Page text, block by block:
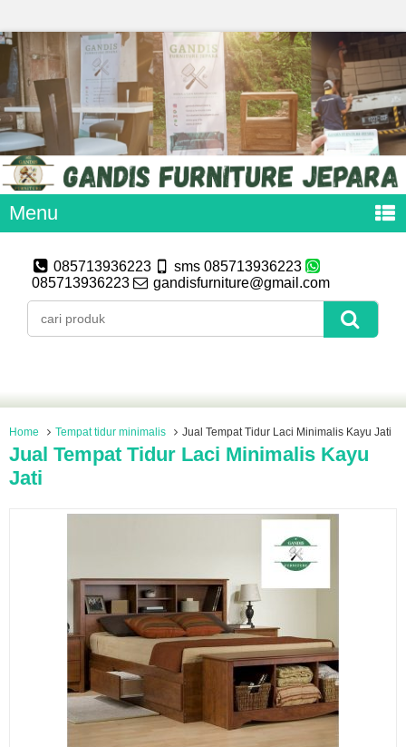
Menu
085713936223
sms 085713936223
085713936223
gandisfurniture@gmail.com
Home Tempat tidur minimalis Jual Tempat Tidur Laci Minimalis Kayu Jati
Jual Tempat Tidur Laci Minimalis Kayu
Jati